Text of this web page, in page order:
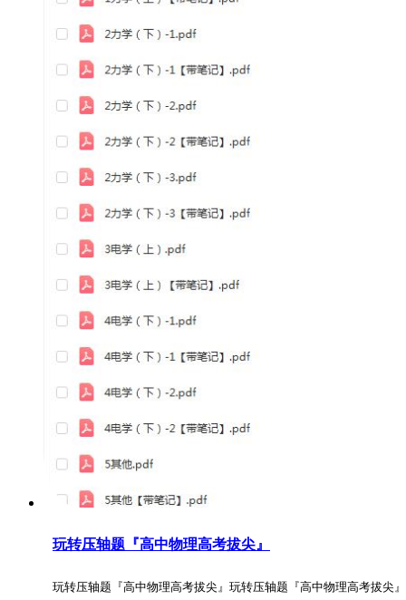
玩转压轴题『高中物理高考拔尖』
玩转压轴题『高中物理高考拔尖』玩转压轴题『高中物理高考拔尖』